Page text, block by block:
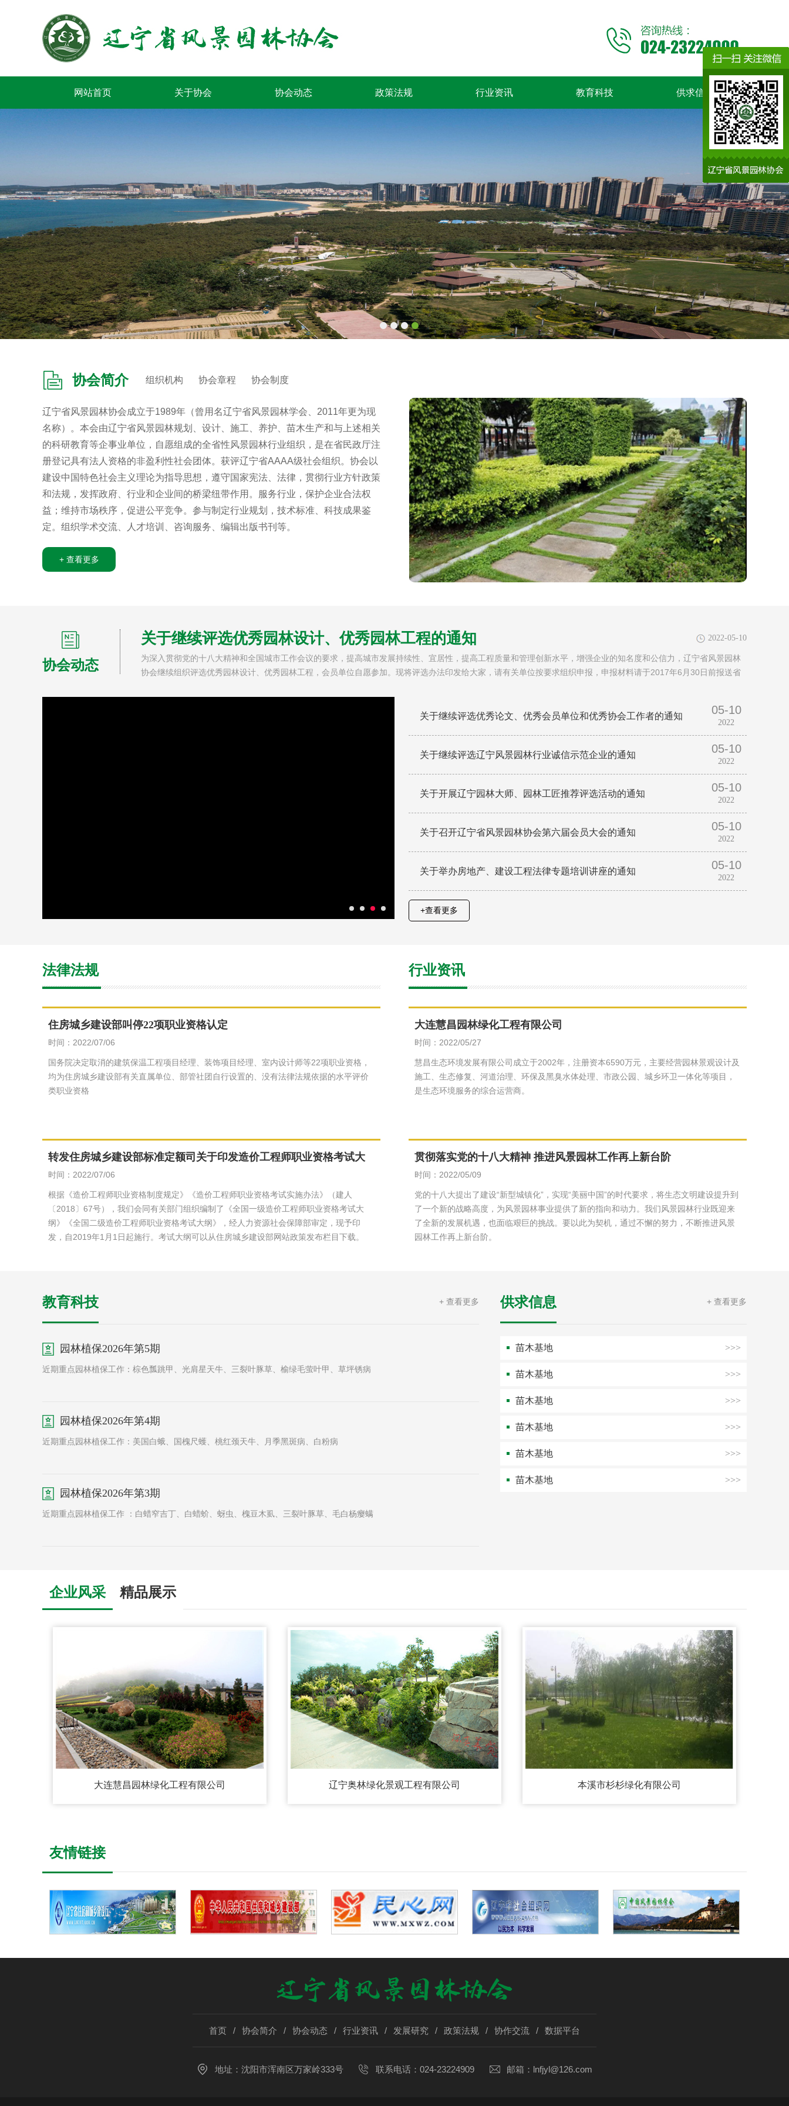
网站首页 关于协会 协会动态 政策法规 行业资讯 教育科技 供求信息
协会简介 组织机构 协会章程 协会制度
辽宁省风景园林协会成立于1989年（曾用名辽宁省风景园林学会、2011年更为现
名称）。本会由辽宁省风景园林规划、设计、施工、养护、苗木生产和与上述相关
的科研教育等企事业单位，自愿组成的全省性风景园林行业组织，是在省民政厅注
册登记具有法人资格的非盈利性社会团体。获评辽宁省AAAA级社会组织。协会以
建设中国特色社会主义理论为指导思想，遵守国家宪法、法律，贯彻行业方针政策
和法规，发挥政府、行业和企业间的桥梁纽带作用。服务行业，保护企业合法权
益；维持市场秩序，促进公平竞争。参与制定行业规划，技术标准、科技成果鉴
定。组织学术交流、人才培训、咨询服务、编辑出版书刊等。
+ 查看更多
协会动态
2022-05-10
关于继续评选优秀园林设计、优秀园林工程的通知
为深入贯彻党的十八大精神和全国城市工作会议的要求，提高城市发展持续性、宜居性，提高工程质量和管理创新水平，增强企业的知名度和公信力，辽宁省风景园林
协会继续组织评选优秀园林设计、优秀园林工程，会员单位自愿参加。现将评选办法印发给大家，请有关单位按要求组织申报，申报材料请于2017年6月30日前报送省
05-10
2022
关于继续评选优秀论文、优秀会员单位和优秀协会工作者的通知
05-10
2022
关于继续评选辽宁风景园林行业诚信示范企业的通知
05-10
2022
关于开展辽宁园林大师、园林工匠推荐评选活动的通知
05-10
2022
关于召开辽宁省风景园林协会第六届会员大会的通知
05-10
2022
关于举办房地产、建设工程法律专题培训讲座的通知
+查看更多
法律法规
住房城乡建设部叫停22项职业资格认定
时间：2022/07/06
国务院决定取消的建筑保温工程项目经理、装饰项目经理、室内设计师等22项职业资格，
均为住房城乡建设部有关直属单位、部管社团自行设置的、没有法律法规依据的水平评价
类职业资格
转发住房城乡建设部标准定额司关于印发造价工程师职业资格考试大
纲的通知
时间：2022/07/06
根据《造价工程师职业资格制度规定》《造价工程师职业资格考试实施办法》（建人
〔2018〕67号），我们会同有关部门组织编制了《全国一级造价工程师职业资格考试大
纲》《全国二级造价工程师职业资格考试大纲》，经人力资源社会保障部审定，现予印
发，自2019年1月1日起施行。考试大纲可以从住房城乡建设部网站政策发布栏目下载。
行业资讯
大连慧昌园林绿化工程有限公司
时间：2022/05/27
​慧昌生态环境发展有限公司成立于2002年，注册资本6590万元，主要经营园林景观设计及
施工、生态修复、河道治理、环保及黑臭水体处理、市政公园、城乡环卫一体化等项目，
是生态环境服务的综合运营商。
贯彻落实党的十八大精神 推进风景园林工作再上新台阶
时间：2022/05/09
党的十八大提出了建设“新型城镇化”，实现“美丽中国”的时代要求，将生态文明建设提升到
了一个新的战略高度，为风景园林事业提供了新的指向和动力。我们风景园林行业既迎来
了全新的发展机遇，也面临艰巨的挑战。要以此为契机，通过不懈的努力，不断推进风景
园林工作再上新台阶。
+ 查看更多
教育科技
园林植保2026年第5期
近期重点园林植保工作：棕色瓢跳甲、光肩星天牛、三裂叶豚草、榆绿毛萤叶甲、草坪锈病
园林植保2026年第4期
近期重点园林植保工作：美国白蛾、国槐尺蠖、桃红颈天牛、月季黑斑病、白粉病
园林植保2026年第3期
近期重点园林植保工作 ：白蜡窄吉丁、白蜡蚧、蚜虫、槐豆木虱、三裂叶豚草、毛白杨瘿螨
+ 查看更多
供求信息
>>>
苗木基地
>>>
苗木基地
>>>
苗木基地
>>>
苗木基地
>>>
苗木基地
>>>
苗木基地
企业风采 精品展示
大连慧昌园林绿化工程有限公司 辽宁奥林绿化景观工程有限公司 本溪市杉杉绿化有限公司
友情链接
首页 / 协会简介 / 协会动态 / 行业资讯 / 发展研究 / 政策法规 / 协作交流 / 数据平台
地址：沈阳市浑南区万家岭333号 联系电话：024-23224909 邮箱：lnfjyl@126.com